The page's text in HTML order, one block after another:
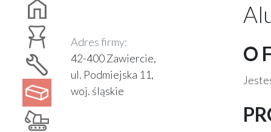
Adres firmy:
42-400 Zawiercie,
ul. Podmiejska 11,
woj. śląskie
O